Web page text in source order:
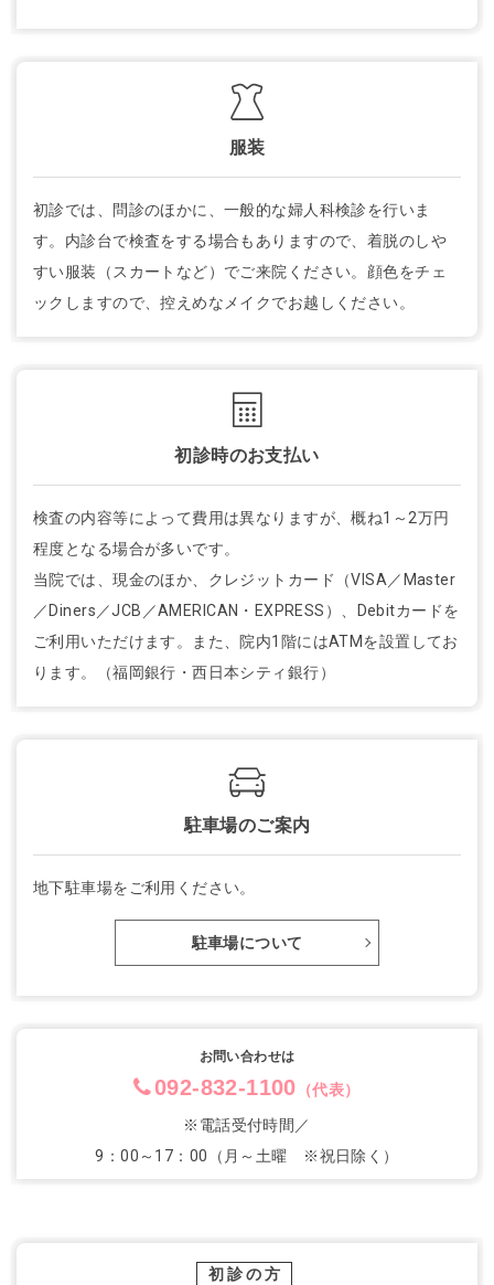
服装
初診では、問診のほかに、一般的な婦人科検診を行いま
す。内診台で検査をする場合もありますので、着脱のしや
すい服装（スカートなど）でご来院ください。顔色をチェ
ックしますので、控えめなメイクでお越しください。
初診時のお支払い
検査の内容等によって費用は異なりますが、概ね1～2万円
程度となる場合が多いです。
当院では、現金のほか、クレジットカード（VISA／Master
／Diners／JCB／AMERICAN・EXPRESS）、Debitカードを
ご利用いただけます。また、院内1階にはATMを設置してお
ります。（福岡銀行・西日本シティ銀行）
駐車場のご案内
地下駐車場をご利用ください。
駐車場について
お問い合わせは
092-832-1100 （代表）
※電話受付時間／
9：00～17：00（月～土曜 ※祝日除く）
初診の方